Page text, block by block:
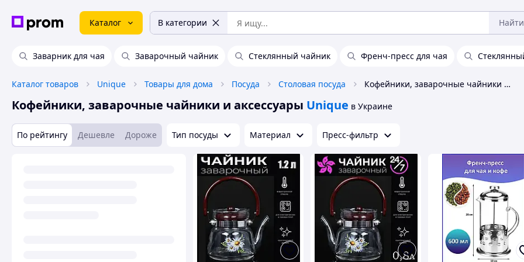
Каталог В категории Найти
Заварник для чая Заварочный чайник Стеклянный чайник Френч-пресс для чая
Каталог товаров Unique Товары для дома Посуда Столовая посуда Кофейники, заварочные чайники и аксессуары Unique
Кофейники, заварочные чайники и аксессуары Unique в Украине
По рейтингу Дешевле Дороже Тип посуды Материал Пресс-фильтр